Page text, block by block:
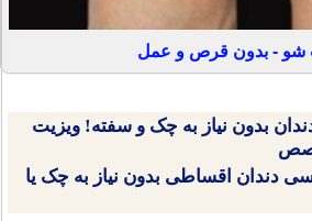
شو - بدون قرص و عمل
بدون نیاز به چک و سفته! ویزیت
دندان اقساطی بدون نیاز به چک یا